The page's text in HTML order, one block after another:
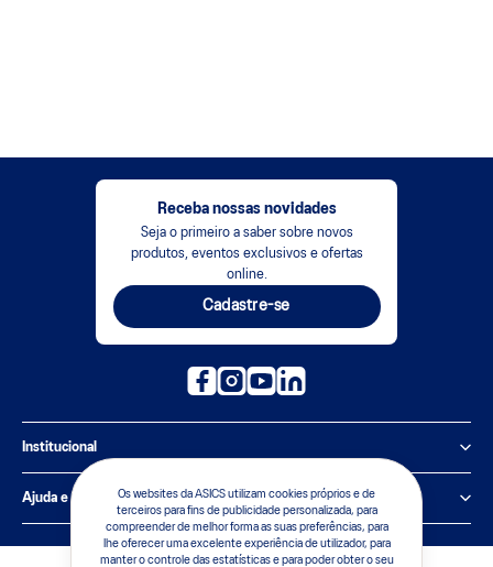
Os websites da ASICS utilizam cookies próprios e de
terceiros para fins de publicidade personalizada, para
compreender de melhor forma as suas preferências, para
lhe oferecer uma excelente experiência de utilizador, para
manter o controle das estatísticas e para poder obter o seu
Receba nossas novidades
Seja o primeiro a saber sobre novos
produtos, eventos exclusivos e ofertas
online.
Cadastre-se
Institucional
Política de Privacidade
Sobre a ASICS
Ajuda e suporte
Central de Relacionamento